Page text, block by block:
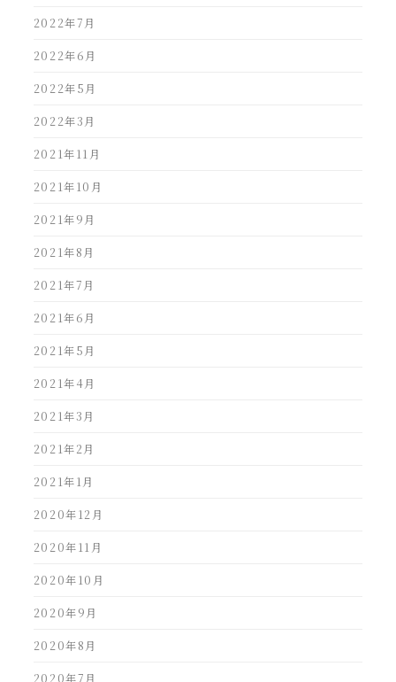
2022年7月
2022年6月
2022年5月
2022年3月
2021年11月
2021年10月
2021年9月
2021年8月
2021年7月
2021年6月
2021年5月
2021年4月
2021年3月
2021年2月
2021年1月
2020年12月
2020年11月
2020年10月
2020年9月
2020年8月